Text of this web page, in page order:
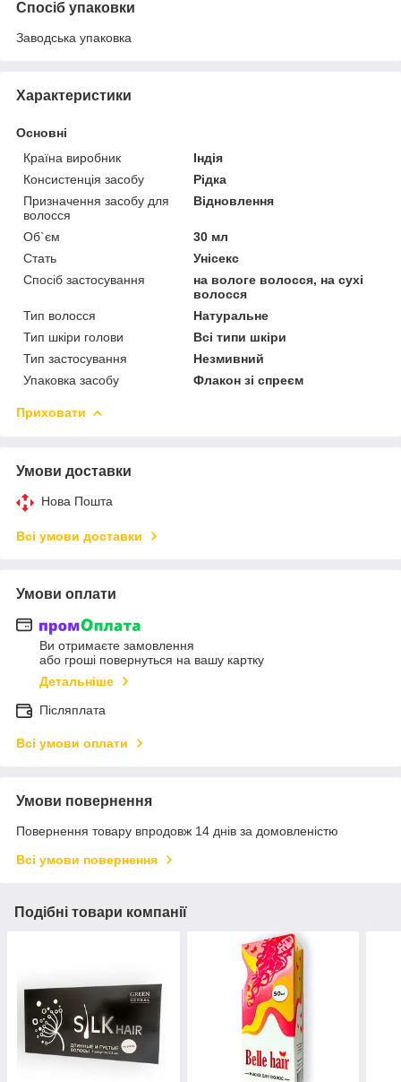
Спосіб упаковки
Заводська упаковка
Характеристики
Основні
Країна виробник
Індія
Консистенція засобу
Рідка
Призначення засобу для
волосся
Відновлення
Об`єм
30 мл
Стать
Унісекс
Спосіб застосування
на вологе волосся, на сухі
волосся
Тип волосся
Натуральне
Тип шкіри голови
Всі типи шкіри
Тип застосування
Незмивний
Упаковка засобу
Флакон зі спреєм
Приховати
Умови доставки
Нова Пошта
Всі умови доставки
Умови оплати
Ви отримаєте замовлення
або гроші повернуться на вашу картку
Детальніше
Післяплата
Всі умови оплати
Умови повернення
Повернення товару впродовж 14 днів за домовленістю
Всі умови повернення
Подібні товари компанії